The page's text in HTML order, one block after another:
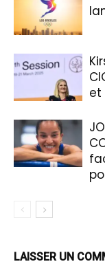
et
LAISSER UN